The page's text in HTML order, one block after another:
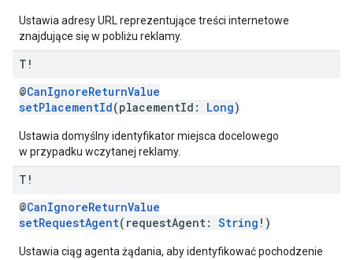
Ustawia adresy URL reprezentujące treści internetowe
znajdujące się w pobliżu reklamy.
T!
@CanIgnoreReturnValue
setPlacementId(placementId: Long)
Ustawia domyślny identyfikator miejsca docelowego
w przypadku wczytanej reklamy.
T!
@CanIgnoreReturnValue
setRequestAgent(requestAgent: String !)
Ustawia ciąg agenta żądania, aby identyfikować pochodzenie